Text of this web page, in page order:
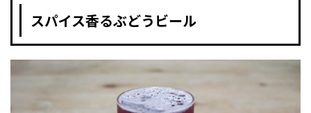
スパイス香るぶどうビール